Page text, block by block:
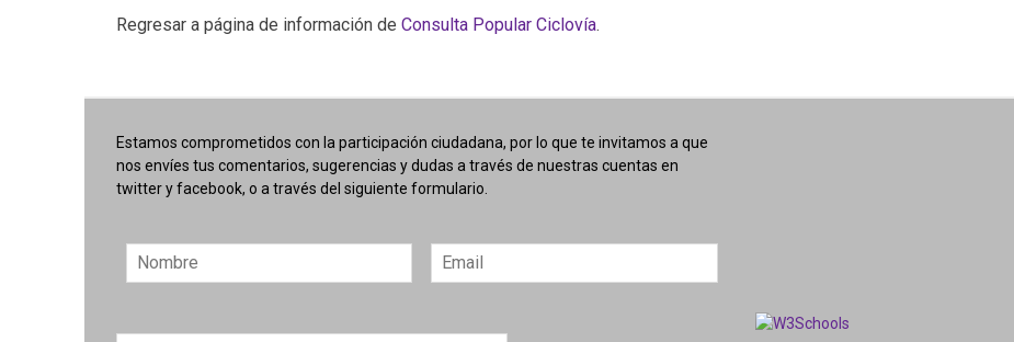
Regresar a página de información de Consulta Popular Ciclovía.
Estamos comprometidos con la participación ciudadana, por lo que te invitamos a que
nos envíes tus comentarios, sugerencias y dudas a través de nuestras cuentas en
twitter y facebook, o a través del siguiente formulario.